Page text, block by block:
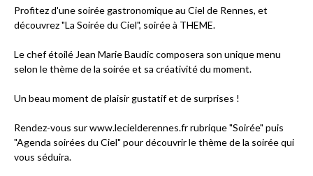
Profitez d'une soirée gastronomique au Ciel de Rennes, et
découvrez "La Soirée du Ciel", soirée à THEME.
Le chef étoilé Jean Marie Baudic composera son unique menu
selon le thème de la soirée et sa créativité du moment.
Un beau moment de plaisir gustatif et de surprises !
Rendez-vous sur www.lecielderennes.fr rubrique "Soirée" puis
"Agenda soirées du Ciel" pour découvrir le thème de la soirée qui
vous séduira.